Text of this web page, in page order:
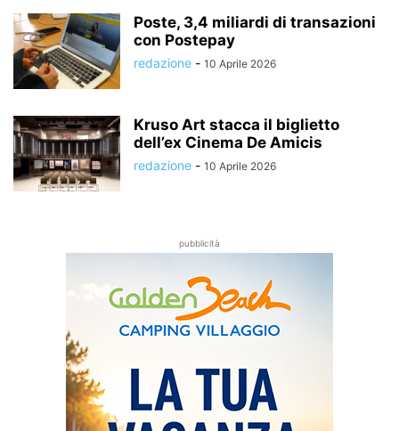
Poste, 3,4 miliardi di transazioni
con Postepay
redazione - 10 Aprile 2026
Kruso Art stacca il biglietto
dell’ex Cinema De Amicis
redazione - 10 Aprile 2026
pubblicità